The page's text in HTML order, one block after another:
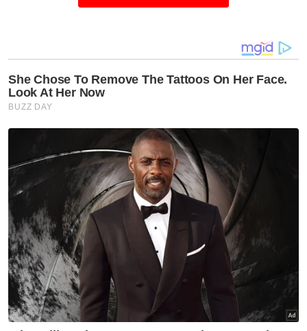
Sejak dua tahun lalu, Mohd Noor masih aktif
di dalam bola sepak apabila menguruskan
pasukan Liga M3, Langkawi City FC.
Artikel Berkaitan:
Dr Mohammad dilantik Timbalan Ketua Menteri Pulau
Pinang
Ayob Khan dilantik Timbalan Ketua Polis Negara
Kontrak Ketua Pegawai Eksekutif Petronas
disambung